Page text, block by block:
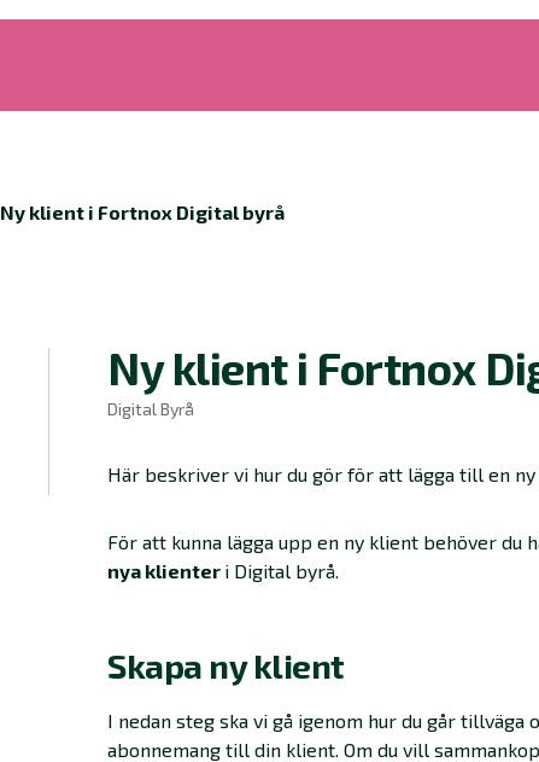
Ny klient i Fortnox Digital byrå
Ny klient i Fortnox
Digital Byrå
Här beskriver vi hur du gör för att lägga till en
För att kunna lägga upp en ny klient behöver du
nya klienter i Digital byrå.
Skapa ny klient
I nedan steg ska vi gå igenom hur du går tillväga
abonnemang till din klient. Om du vill